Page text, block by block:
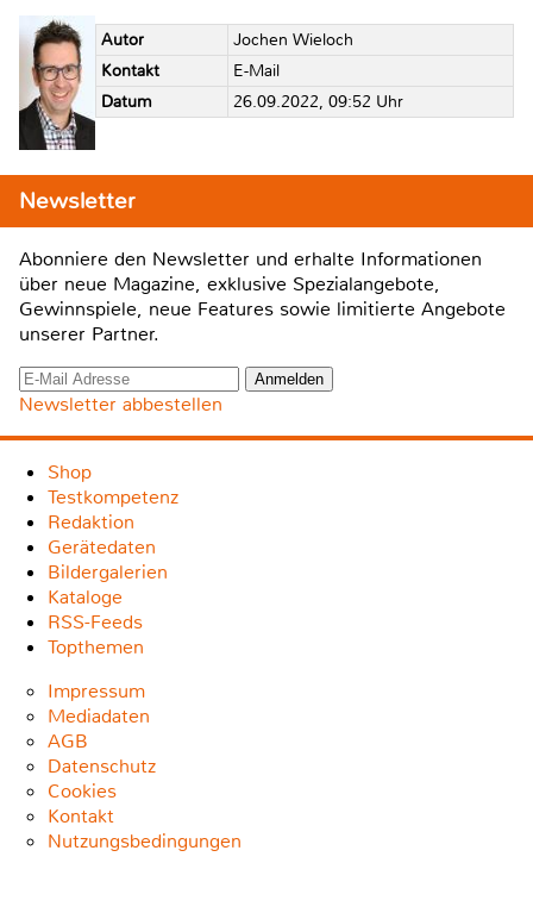
Autor
Jochen Wieloch
Kontakt
E-Mail
Datum
26.09.2022, 09:52 Uhr
Newsletter
Abonniere den Newsletter und erhalte Informationen
über neue Magazine, exklusive Spezialangebote,
Gewinnspiele, neue Features sowie limitierte Angebote
unserer Partner.
Newsletter abbestellen
Shop
Testkompetenz
Redaktion
Gerätedaten
Bildergalerien
Kataloge
RSS-Feeds
Topthemen
Impressum
Mediadaten
AGB
Datenschutz
Cookies
Kontakt
Nutzungsbedingungen